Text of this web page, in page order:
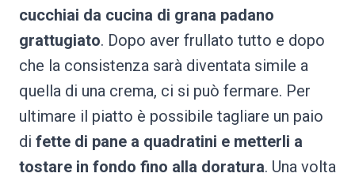
cucchiai da cucina di grana padano
grattugiato. Dopo aver frullato tutto e dopo
che la consistenza sarà diventata simile a
quella di una crema, ci si può fermare. Per
ultimare il piatto è possibile tagliare un paio
di fette di pane a quadratini e metterli a
tostare in fondo fino alla doratura. Una volta